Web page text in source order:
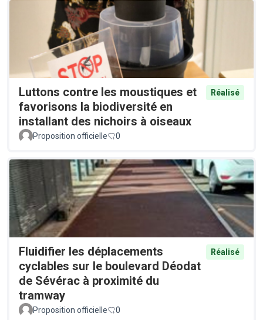
Luttons contre les moustiques et
favorisons la biodiversité en
installant des nichoirs à oiseaux
Réalisé
Proposition officielle 0
Fluidifier les déplacements
cyclables sur le boulevard Déodat
de Sévérac à proximité du
tramway
Réalisé
Proposition officielle 0